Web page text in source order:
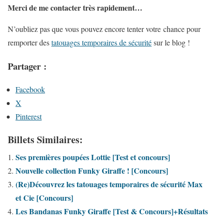
Merci de me contacter très rapidement…
N’oubliez pas que vous pouvez encore tenter votre chance pour
remporter destatouages temporaires de sécuritésur le blog !
Partager :
Facebook
X
Pinterest
Billets Similaires:
Ses premières poupées Lottie [Test et concours]
Nouvelle collection Funky Giraffe ! [Concours]
(Re)Découvrez les tatouages temporaires de sécurité Max
et Cie [Concours]
Les Bandanas Funky Giraffe [Test & Concours]+Résultats